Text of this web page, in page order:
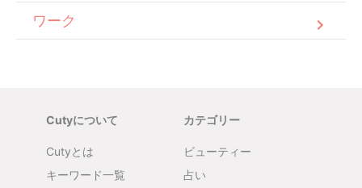
ワーク
Cutyについて
Cutyとは
キーワード一覧
カテゴリー
ビューティー
占い